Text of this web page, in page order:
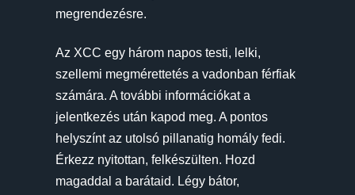
megrendezésre.
Az XCC egy három napos testi, lelki,
szellemi megmérettetés a vadonban férfiak
számára. A további információkat a
jelentkezés után kapod meg. A pontos
helyszínt az utolsó pillanatig homály fedi.
Érkezz nyitottan, felkészülten. Hozd
magaddal a barátaid. Légy bátor,